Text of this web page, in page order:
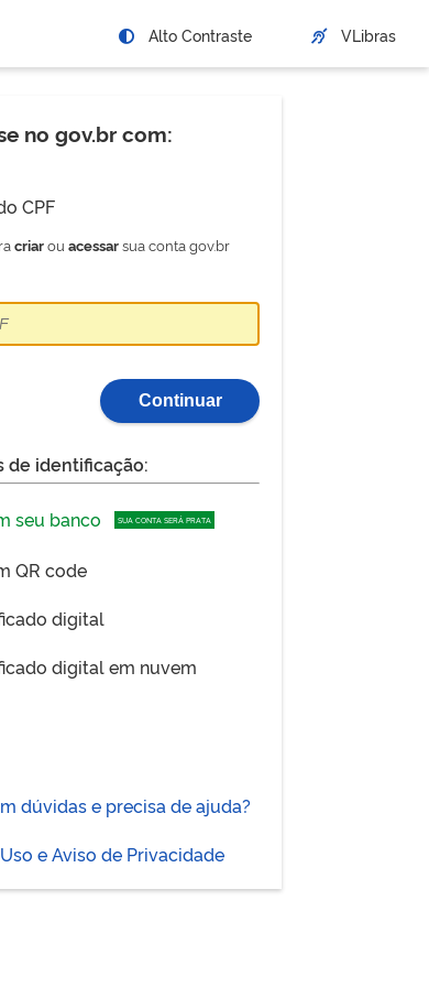
Alto Contraste VLibras
no gov.br com:
CPF
criarouacessarsua conta gov.br
Continuar
de identificação:
seu banco SUA CONTA SERÁ PRATA
QR code
digital
digital em nuvem
dúvidas e precisa de ajuda?
e Aviso de Privacidade